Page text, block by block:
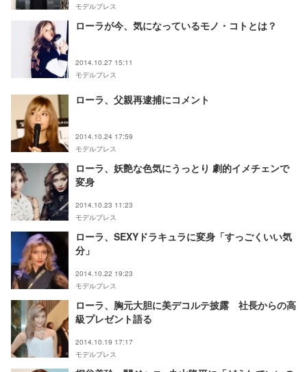
モデルプレス
ローラが今、気になっているモノ・コトとは？
2014.10.27 15:11
モデルプレス
ローラ、父親再逮捕にコメント
2014.10.24 17:59
モデルプレス
ローラ、妖艶な色気にうっとり 劇的イメチェンで
変身
2014.10.23 11:23
モデルプレス
ローラ、SEXYドラキュラに変身「すっごくいい気
分」
2014.10.22 19:23
モデルプレス
ローラ、胸元大胆に美デコルテ披露 社長からの高
級プレゼント語る
2014.10.19 17:17
モデルプレス